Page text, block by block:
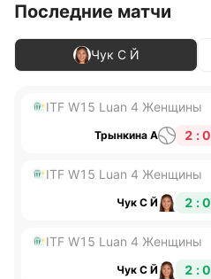
Последние матчи
Чук С Й
ITF W15 Luan 4 Женщины
Трынкина А 2 : 0
ITF W15 Luan 4 Женщины
Чук С Й 2 : 0
ITF W15 Luan 4 Женщины
Чук С Й 2 : 0